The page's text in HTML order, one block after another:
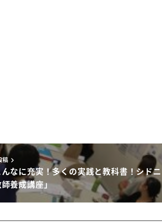
稿
なに充実！多くの実践と教科書！シド
養成講座」